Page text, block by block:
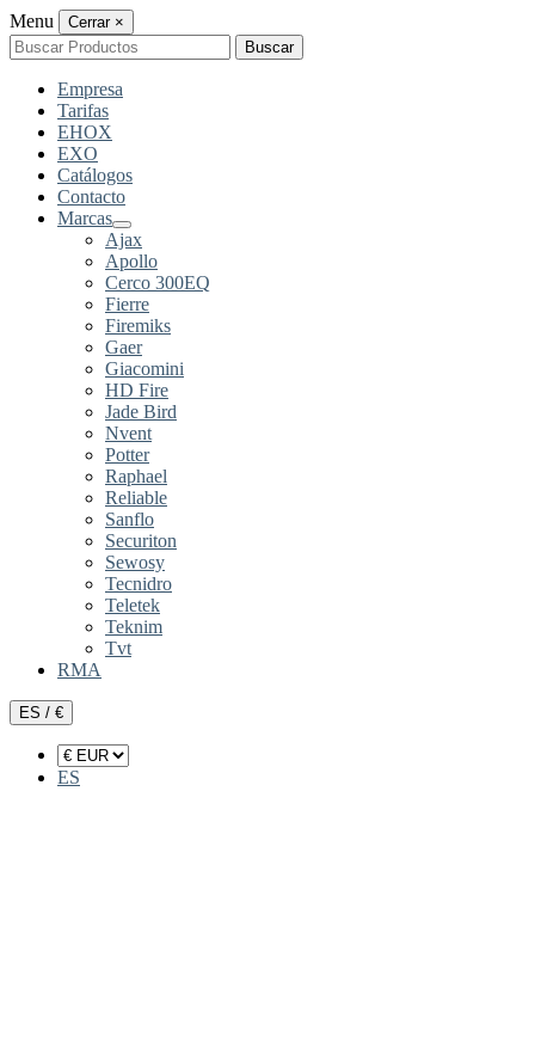
Menu Cerrar ×
Buscar
por:
Buscar
Empresa
Tarifas
EHOX
EXO
Catálogos
Contacto
Marcas
Ajax
Apollo
Cerco 300EQ
Fierre
Firemiks
Gaer
Giacomini
HD Fire
Jade Bird
Nvent
Potter
Raphael
Reliable
Sanflo
Securiton
Sewosy
Tecnidro
Teletek
Teknim
Tvt
RMA
ES / €
ES